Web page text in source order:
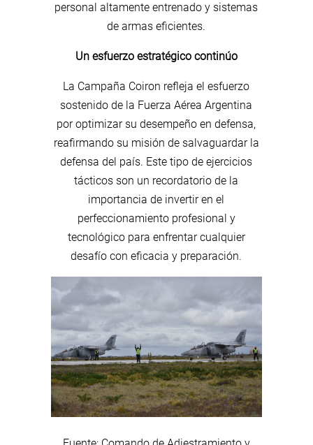
personal altamente entrenado y sistemas
de armas eficientes.
Un esfuerzo estratégico continúo
La Campaña Coiron refleja el esfuerzo
sostenido de la Fuerza Aérea Argentina
por optimizar su desempeño en defensa,
reafirmando su misión de salvaguardar la
defensa del país. Este tipo de ejercicios
tácticos son un recordatorio de la
importancia de invertir en el
perfeccionamiento profesional y
tecnológico para enfrentar cualquier
desafío con eficacia y preparación.